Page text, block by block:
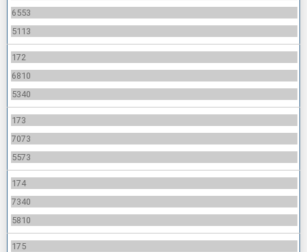
6553
5113
172
6810
5340
173
7073
5573
174
7340
5810
175